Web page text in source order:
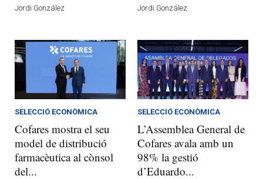
Jordi González Jordi González
SELECCIÓ ECONÒMICA
Cofares mostra el seu
model de distribució
farmacèutica al cònsol
del...
SELECCIÓ ECONÒMICA
L’Assemblea General de
Cofares avala amb un
98% la gestió
d’Eduardo...